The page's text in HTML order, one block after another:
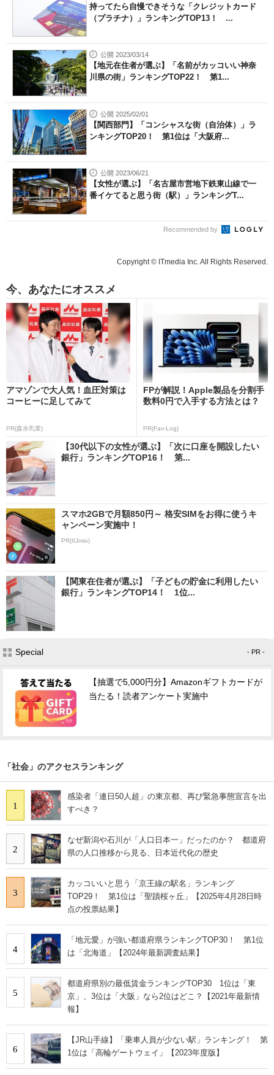
持ってたら自慢できそうな「クレジットカード
（プラチナ）」ランキングTOP13！ ...
公開 2023/03/14
【地元在住者が選ぶ】「名前がカッコいい神奈
川県の街」ランキングTOP22！ 第1...
公開 2025/02/01
【関西部門】「コンシャスな街（自治体）」ラ
ンキングTOP20！ 第1位は「大阪府...
公開 2023/06/21
【女性が選ぶ】「名古屋市営地下鉄東山線で一
番イケてると思う街（駅）」ランキングT...
Recommended by
Copyright © ITmedia Inc. All Rights Reserved.
今、あなたにオススメ
アマゾンで大人気！血圧対策は
コーヒーに足してみて
PR(森永乳業)
FPが解説！Apple製品を分割手
数料0円で入手する方法とは？
PR(Fav-Log)
【30代以下の女性が選ぶ】「次に口座を開設したい
銀行」ランキングTOP16！ 第...
スマホ2GBで月額850円～ 格安SIMをお得に使うキ
ャンペーン実施中！
PR(IIJmio)
【関東在住者が選ぶ】「子どもの貯金に利用したい
銀行」ランキングTOP14！ 1位...
Special - PR -
【抽選で5,000円分】Amazonギフトカードが
当たる！読者アンケート実施中
「社会」のアクセスランキング
1
感染者「連日50人超」の東京都、再び緊急事態宣言を出
すべき？
2
なぜ新潟や石川が「人口日本一」だったのか？ 都道府
県の人口推移から見る、日本近代化の歴史
3
カッコいいと思う「京王線の駅名」ランキング
TOP29！ 第1位は「聖蹟桜ヶ丘」【2025年4月28日時
点の投票結果】
4
「地元愛」が強い都道府県ランキングTOP30！ 第1位
は「北海道」【2024年最新調査結果】
5
都道府県別の最低賃金ランキングTOP30 1位は「東
京」、3位は「大阪」なら2位はどこ？【2021年最新情
報】
6
【JR山手線】「乗車人員が少ない駅」ランキング！ 第
1位は「高輪ゲートウェイ」【2023年度版】